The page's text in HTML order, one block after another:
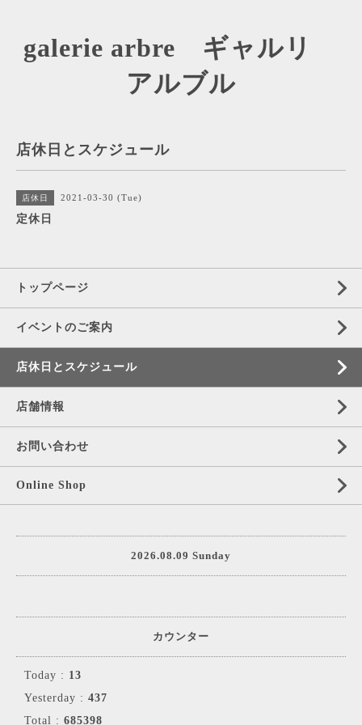
galerie arbre ギャルリ
アルブル
店休日とスケジュール
店休日 2021-03-30 (Tue)
定休日
トップページ
イベントのご案内
店休日とスケジュール
店舗情報
お問い合わせ
Online Shop
2026.08.09 Sunday
カウンター
Today : 13
Yesterday : 437
Total : 685398